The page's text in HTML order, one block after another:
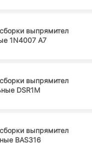
выпрямител
1N4007 A7
выпрямител
DSR1M
выпрямител
BAS316